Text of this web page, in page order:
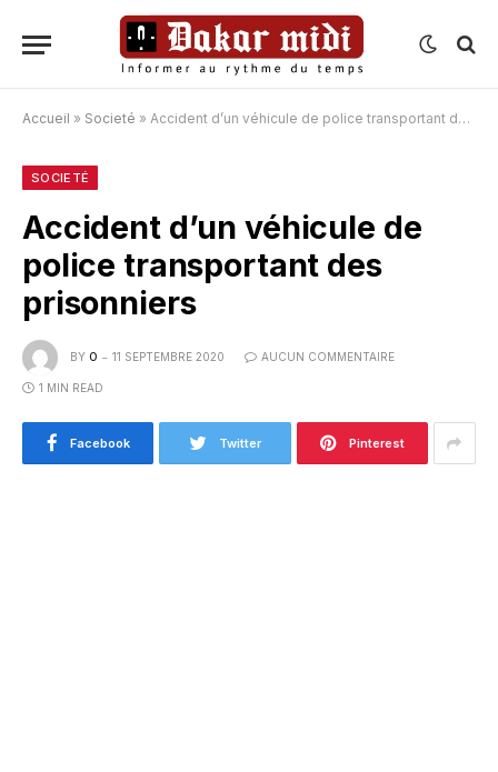
Accueil » Societé » Accident d’un véhicule de police transportant des prisonniers
SOCIETÉ
Accident d’un véhicule de
police transportant des
prisonniers
BY O 11 SEPTEMBRE 2020 AUCUN COMMENTAIRE
1 MIN READ
Facebook Twitter Pinterest